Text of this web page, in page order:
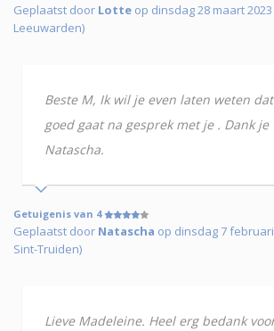
Geplaatst door Lotte op dinsdag 28 maart
Leeuwarden)
Beste M, Ik wil je even laten weten
goed gaat na gesprek met je . Dank je
Natascha.
Getuigenis van 4
Geplaatst door Natascha op dinsdag 7
Sint-Truiden)
Lieve Madeleine. Heel erg bedank